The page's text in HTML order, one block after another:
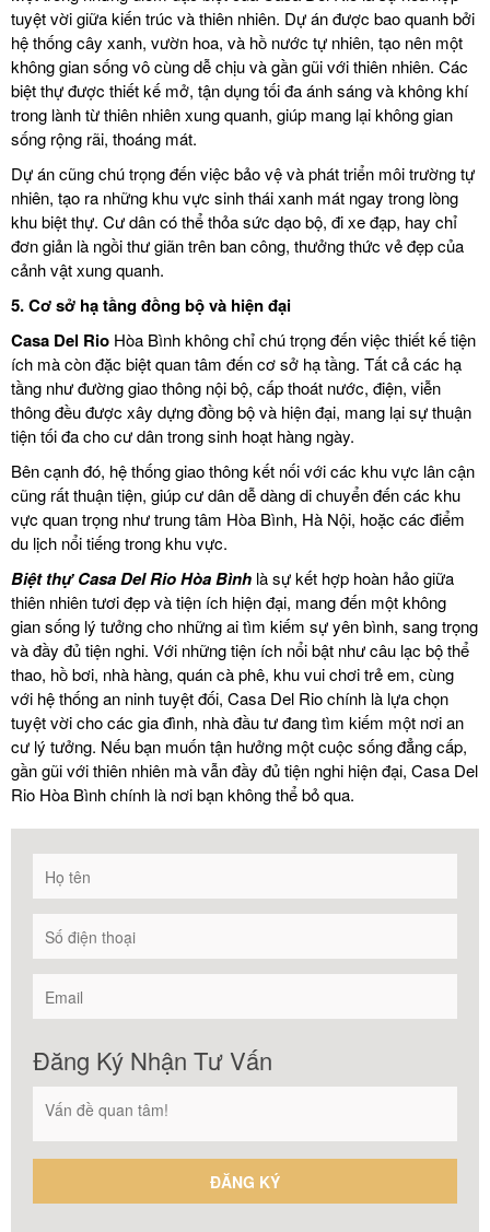
tuyệt vời giữa kiến trúc và thiên nhiên. Dự án được bao quanh bởi
hệ thống cây xanh, vườn hoa, và hồ nước tự nhiên, tạo nên một
không gian sống vô cùng dễ chịu và gần gũi với thiên nhiên. Các
biệt thự được thiết kế mở, tận dụng tối đa ánh sáng và không khí
trong lành từ thiên nhiên xung quanh, giúp mang lại không gian
sống rộng rãi, thoáng mát.
Dự án cũng chú trọng đến việc bảo vệ và phát triển môi trường tự
nhiên, tạo ra những khu vực sinh thái xanh mát ngay trong lòng
khu biệt thự. Cư dân có thể thỏa sức dạo bộ, đi xe đạp, hay chỉ
đơn giản là ngồi thư giãn trên ban công, thưởng thức vẻ đẹp của
cảnh vật xung quanh.
5.Cơ sở hạ tầng đồng bộ và hiện đại
Casa Del Rio Hòa Bình không chỉ chú trọng đến việc thiết kế tiện
ích mà còn đặc biệt quan tâm đến cơ sở hạ tầng. Tất cả các hạ
tầng như đường giao thông nội bộ, cấp thoát nước, điện, viễn
thông đều được xây dựng đồng bộ và hiện đại, mang lại sự thuận
tiện tối đa cho cư dân trong sinh hoạt hàng ngày.
Bên cạnh đó, hệ thống giao thông kết nối với các khu vực lân cận
cũng rất thuận tiện, giúp cư dân dễ dàng di chuyển đến các khu
vực quan trọng như trung tâm Hòa Bình, Hà Nội, hoặc các điểm
du lịch nổi tiếng trong khu vực.
Biệt thự Casa Del Rio Hòa Bình là sự kết hợp hoàn hảo giữa
thiên nhiên tươi đẹp và tiện ích hiện đại, mang đến một không
gian sống lý tưởng cho những ai tìm kiếm sự yên bình, sang trọng
và đầy đủ tiện nghi. Với những tiện ích nổi bật như câu lạc bộ thể
thao, hồ bơi, nhà hàng, quán cà phê, khu vui chơi trẻ em, cùng
với hệ thống an ninh tuyệt đối, Casa Del Rio chính là lựa chọn
tuyệt vời cho các gia đình, nhà đầu tư đang tìm kiếm một nơi an
cư lý tưởng. Nếu bạn muốn tận hưởng một cuộc sống đẳng cấp,
gần gũi với thiên nhiên mà vẫn đầy đủ tiện nghi hiện đại, Casa Del
Rio Hòa Bình chính là nơi bạn không thể bỏ qua.
Đăng Ký Nhận Tư Vấn